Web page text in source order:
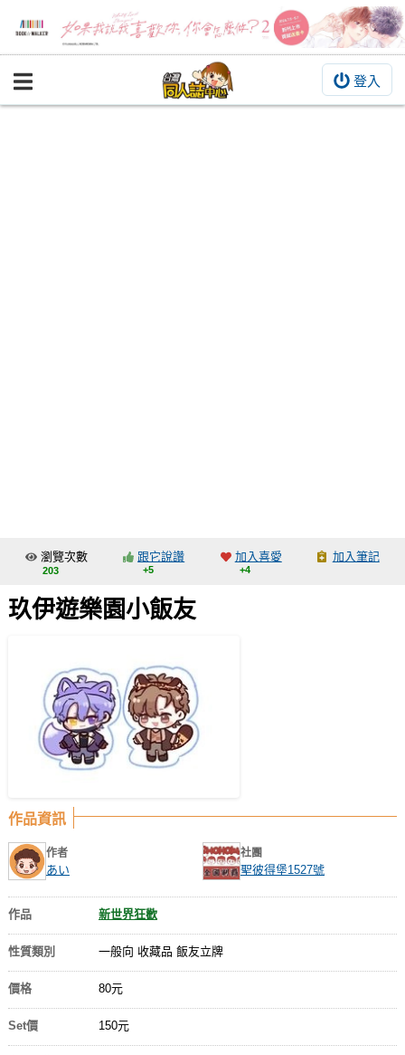
登入
BOOKY書集倉庫
交流中心
攤位轉讓區
會員中心
註冊會員
登入
瀏覽次數
203
跟它說讚
+5
加入喜愛
+4
加入筆記
玖伊遊樂園小飯友
作品資訊
作者
あい
社團
聖彼得堡1527號
作品 新世界狂歡
性質類別 一般向 收藏品 飯友立牌
價格 80元
Set價 150元